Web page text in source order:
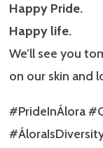
Happy Pride.
Happy life.
We’ll see you
on our skin and
#PrideInÁlora